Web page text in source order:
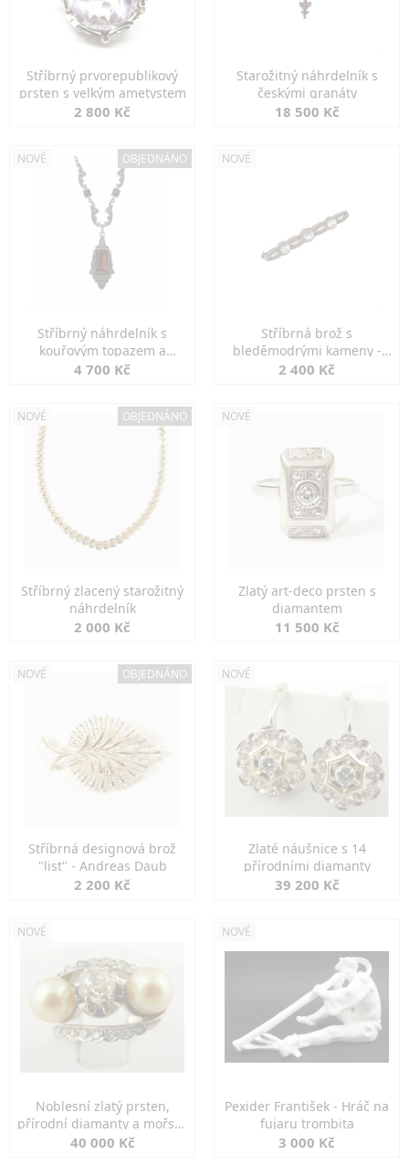
Stříbrný prvorepublikový
prsten s velkým ametystem
2 800 Kč
Starožitný náhrdelník s
českými granáty
18 500 Kč
NOVÉ OBJEDNÁNO
Stříbrný náhrdelník s
kouřovým topazem a
markazity
4 700 Kč
NOVÉ
Stříbrná brož s
bleděmodrými kameny -
jemná elegance
2 400 Kč
NOVÉ OBJEDNÁNO
Stříbrný zlacený starožitný
náhrdelník
2 000 Kč
NOVÉ
Zlatý art-deco prsten s
diamantem
11 500 Kč
NOVÉ OBJEDNÁNO
Stříbrná designová brož
"list" - Andreas Daub
2 200 Kč
NOVÉ
Zlaté náušnice s 14
přírodními diamanty
39 200 Kč
NOVÉ
Noblesní zlatý prsten,
přírodní diamanty a mořské
perly
40 000 Kč
NOVÉ
Pexider František - Hráč na
fujaru trombita
3 000 Kč